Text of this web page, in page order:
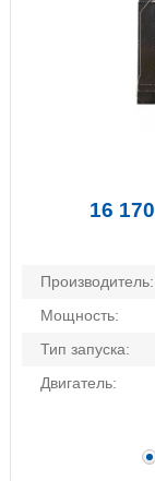
Производитель:
Мощность:
Тип запуска:
Двигатель:
16